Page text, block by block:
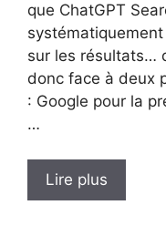
que ChatGPT
sur les résultats…
donc face à deux
: Google pour la
…
Lire plus